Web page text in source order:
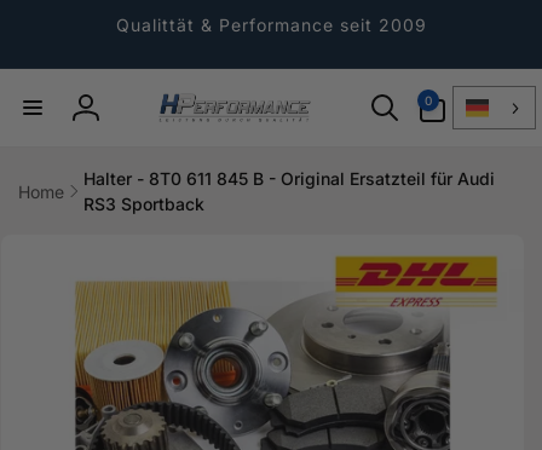
Qualittät & Performance seit 2009
Einloggen
0
Artikel
Home
Halter - 8T0 611 845 B - Original Ersatzteil für Audi
RS3 Sportback